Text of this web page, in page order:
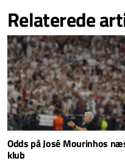
Relaterede
Odds på José Mourinhos
klub